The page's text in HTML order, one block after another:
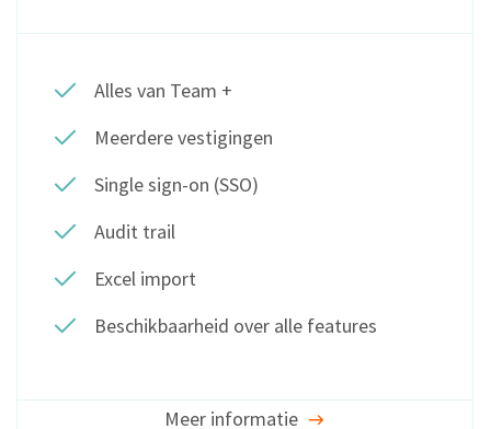
Alles van Team +
Meerdere vestigingen
Single sign-on (SSO)
Audit trail
Excel import
Beschikbaarheid over alle features
Meer informatie